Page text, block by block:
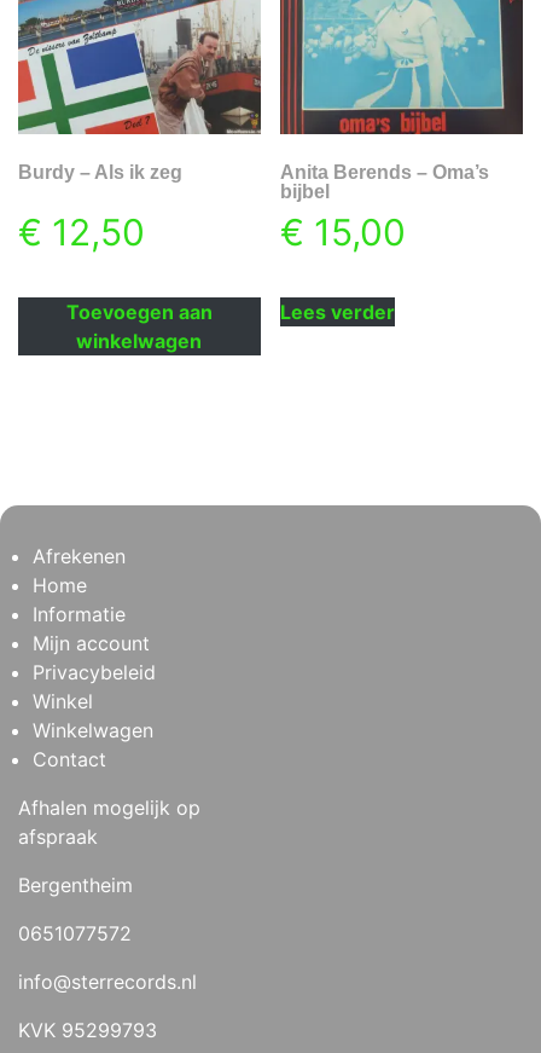
Burdy – Als ik zeg
€ 12,50
Toevoegen aan
winkelwagen
Anita Berends – Oma’s
bijbel
€ 15,00
Lees verder
Afrekenen
Home
Informatie
Mijn account
Privacybeleid
Winkel
Winkelwagen
Contact
Afhalen mogelijk op
afspraak
Bergentheim
0651077572
info@sterrecords.nl
KVK 95299793